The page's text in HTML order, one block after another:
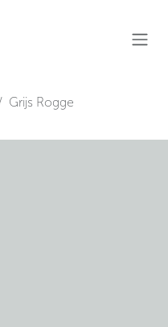
Grijs Rogge